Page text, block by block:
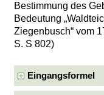
Bestimmung des
Bedeutung
Ziegenbusch“ vom
S. S 802)
Eingangsformel